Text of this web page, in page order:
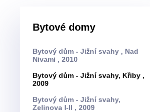
Bytové domy
Bytový dům - Jižní svahy , Nad
Nivami , 2010
Bytový dům - Jižní svahy, Křiby ,
2009
Bytový dům - Jižní svahy,
Zelinova I-II , 2009